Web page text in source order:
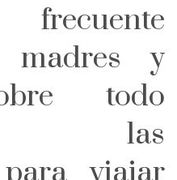
madres y
todo
las
viajar